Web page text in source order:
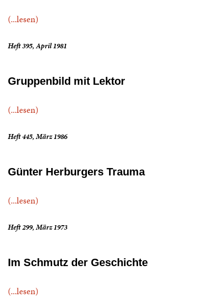
(...lesen)
Heft 395, April 1981
Gruppenbild mit Lektor
(...lesen)
Heft 445, März 1986
Günter Herburgers Trauma
(...lesen)
Heft 299, März 1973
Im Schmutz der Geschichte
(...lesen)